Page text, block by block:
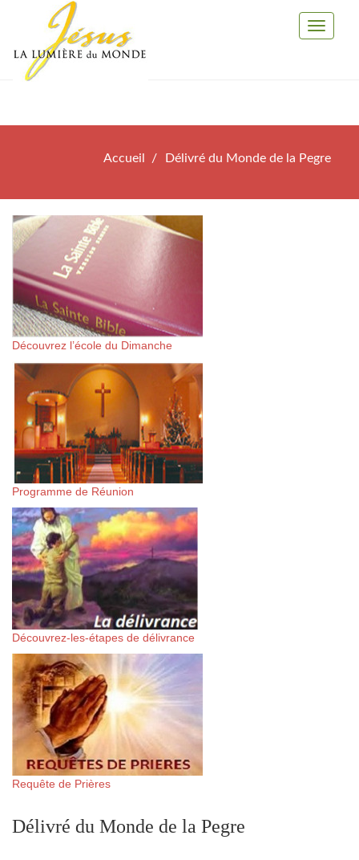
Toggle
Accueil Délivré du Monde de la Pegre
Découvrez l’école du Dimanche
Programme de Réunion
Découvrez-les-étapes de délivrance
Requête de Prières
Délivré du Monde de la Pegre